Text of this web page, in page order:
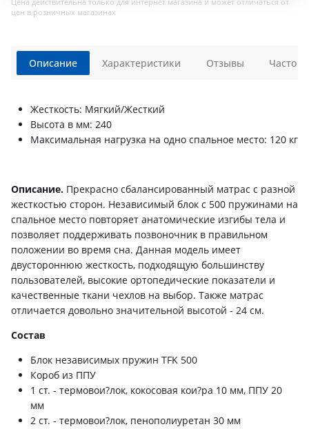
Цена действительна только для интернет магазина и может отличаться от
цен в розничных магазинах
Описание
Жесткость: Мягкий/Жесткий
Высота в мм: 240
Максимальная нагрузка на одно спальное место: 120 кг
Описание. Прекрасно сбалансированный матрас с разной
жесткостью сторон. Независимый блок с 500 пружинами на
спальное место повторяет анатомические изгибы тела и
позволяет поддерживать позвоночник в правильном
положении во время сна. Данная модель имеет
двустороннюю жесткость, подходящую большинству
пользователей, высокие ортопедические показатели и
качественные ткани чехлов на выбор. Также матрас
отличается довольно значительной высотой - 24 см.
Состав
Блок независимых пружин TFK 500
Короб из ППУ
1 ст. - термовои?лок, кокосовая кои?ра 10 мм, ППУ 20
мм
2 ст. - термовои?лок, пенополиуретан 30 мм
Характеристики Отзывы Часто